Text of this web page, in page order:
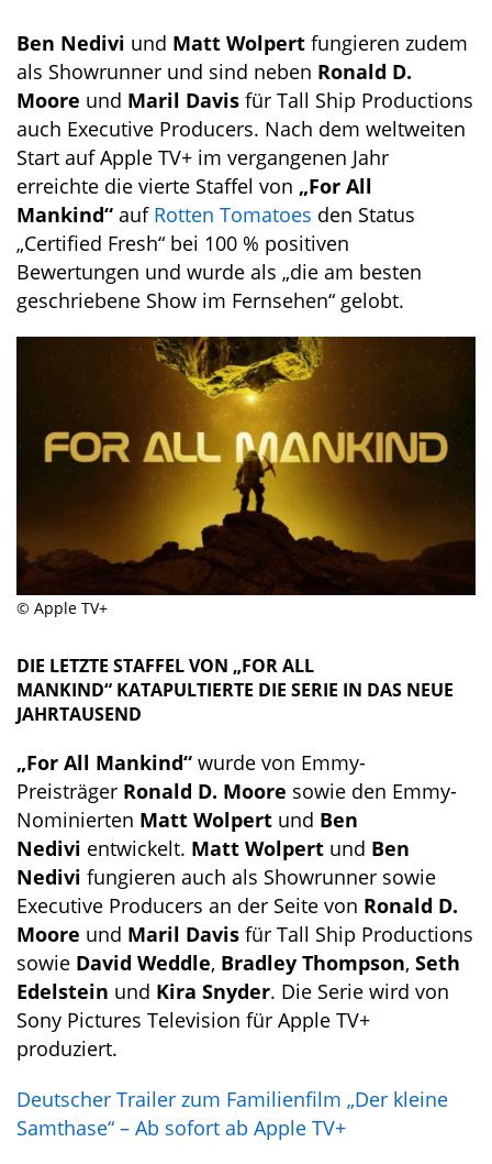
Ben Nedivi und Matt Wolpert fungieren zudem
als Showrunner und sind neben Ronald D.
Moore und Maril Davis für Tall Ship Productions
auch Executive Producers. Nach dem weltweiten
Start auf Apple TV+ im vergangenen Jahr
erreichte die vierte Staffel von „For All
Mankind“ auf Rotten Tomatoes den Status
„Certified Fresh“ bei 100 % positiven
Bewertungen und wurde als „die am besten
geschriebene Show im Fernsehen“ gelobt.
© Apple TV+
DIE LETZTE STAFFEL VON „FOR ALL
MANKIND“ KATAPULTIERTE DIE SERIE IN DAS NEUE
JAHRTAUSEND
„For All Mankind“ wurde von Emmy-
Preisträger Ronald D. Moore sowie den Emmy-
Nominierten Matt Wolpert und Ben
Nedivi entwickelt. Matt Wolpert und Ben
Nedivi fungieren auch als Showrunner sowie
Executive Producers an der Seite von Ronald D.
Moore und Maril Davis für Tall Ship Productions
sowie David Weddle, Bradley Thompson, Seth
Edelstein und Kira Snyder. Die Serie wird von
Sony Pictures Television für Apple TV+
produziert.
Deutscher Trailer zum Familienfilm „Der kleine
Samthase“ – Ab sofort ab Apple TV+